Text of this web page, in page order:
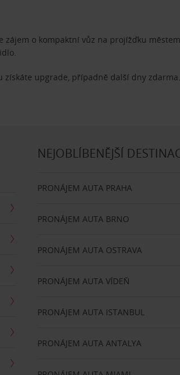
o kompaktní vůz na projížďku
získáte upgrade, případně další dny zdarma.
NEJOBLÍBENĚJŠÍ
PRONÁJEM AUTA PRAHA
PRONÁJEM AUTA BRNO
PRONÁJEM AUTA OSTRAVA
PRONÁJEM AUTA VÍDEŇ
PRONÁJEM AUTA ISTANBUL
PRONÁJEM AUTA ANTALYA